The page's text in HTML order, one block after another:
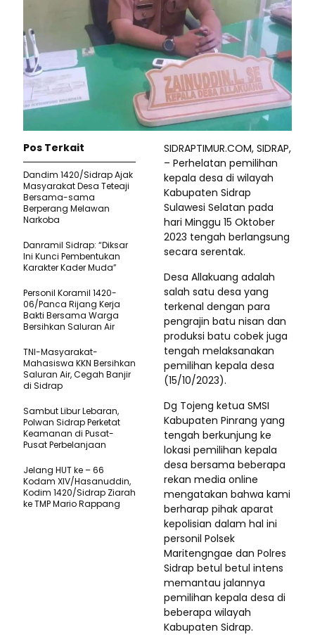
SIDRAPTIMUR.COM, SIDRAP,
– Perhelatan pemilihan
kepala desa di wilayah
Kabupaten Sidrap
Sulawesi Selatan pada
hari Minggu 15 Oktober
2023 tengah berlangsung
secara serentak.
Desa Allakuang adalah
salah satu desa yang
terkenal dengan para
pengrajin batu nisan dan
produksi batu cobek juga
tengah melaksanakan
pemilihan kepala desa
(15/10/2023).
Dg Tojeng ketua SMSI
Kabupaten Pinrang yang
tengah berkunjung ke
lokasi pemilihan kepala
desa bersama beberapa
rekan media online
mengatakan bahwa kami
berharap pihak aparat
kepolisian dalam hal ini
personil Polsek
Maritengngae dan Polres
Sidrap betul betul intens
memantau jalannya
pemilihan kepala desa di
beberapa wilayah
Kabupaten Sidrap.
Pos Terkait
Dandim 1420/Sidrap Ajak
Masyarakat Desa Teteaji
Bersama-sama
Berperang Melawan
Narkoba
Danramil Sidrap: “Diksar
Ini Kunci Pembentukan
Karakter Kader Muda”
Personil Koramil 1420-
06/Panca Rijang Kerja
Bakti Bersama Warga
Bersihkan Saluran Air
TNI-Masyarakat-
Mahasiswa KKN Bersihkan
Saluran Air, Cegah Banjir
di Sidrap
Sambut Libur Lebaran,
Polwan Sidrap Perketat
Keamanan di Pusat-
Pusat Perbelanjaan
Jelang HUT ke – 66
Kodam XIV/Hasanuddin,
Kodim 1420/Sidrap Ziarah
ke TMP Mario Rappang